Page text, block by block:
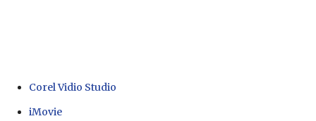
Corel Vidio Studio
iMovie